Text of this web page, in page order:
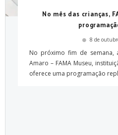
No mês das crianças,
8 de
No próximo fim de semana,
Amaro – FAMA Museu,
oferece uma programação